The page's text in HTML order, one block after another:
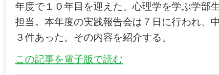
年度で１０年目を迎えた。心理学を学ぶ学部
担当。本年度の実践報告会は７日に行われ、
３件あった。その内容を紹介する。
この記事を電子版で読む